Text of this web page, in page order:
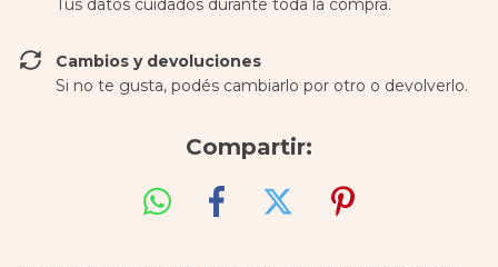
Tus datos cuidados durante toda la compra.
Cambios y devoluciones
Si no te gusta, podés cambiarlo por otro o devolverlo.
Compartir: